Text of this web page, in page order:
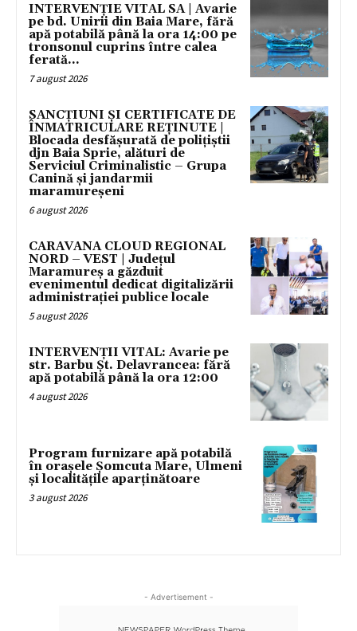
INTERVENȚIE VITAL SA | Avarie
pe bd. Unirii din Baia Mare, fără
apă potabilă până la ora 14:00 pe
tronsonul cuprins între calea
ferată...
7 august 2026
SANCȚIUNI ȘI CERTIFICATE DE
ÎNMATRICULARE REȚINUTE |
Blocada desfășurată de polițiștii
djn Baia Sprie, alături de
Serviciul Criminalistic – Grupa
Canină și jandarmii
maramureșeni
6 august 2026
CARAVANA CLOUD REGIONAL
NORD – VEST | Județul
Maramureș a găzduit
evenimentul dedicat digitalizării
administrației publice locale
5 august 2026
INTERVENȚII VITAL: Avarie pe
str. Barbu Șt. Delavrancea: fără
apă potabilă până la ora 12:00
4 august 2026
Program furnizare apă potabilă
în orașele Șomcuta Mare, Ulmeni
și localitățile aparținătoare
3 august 2026
- Advertisement -